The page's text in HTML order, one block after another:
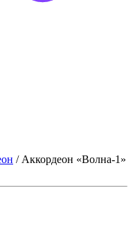
/ Аккордеон «Волна-1»